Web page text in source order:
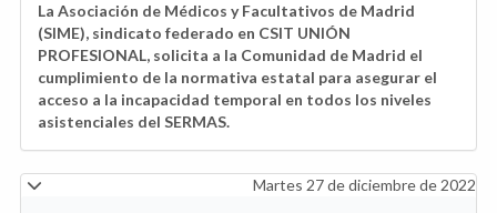
La Asociación de Médicos y Facultativos de Madrid
(SIME), sindicato federado en CSIT UNIÓN
PROFESIONAL, solicita a la Comunidad de Madrid el
cumplimiento de la normativa estatal para asegurar el
acceso a la incapacidad temporal en todos los niveles
asistenciales del SERMAS.
Martes 27 de diciembre de 2022